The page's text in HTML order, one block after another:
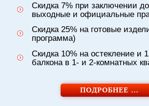
Скидка 7% при заключении
выходные и официальные
Скидка 25% на готовые
программа)
Скидка 10% на остекление и
балкона в 1- и 2-комнатных
ПОДРОБНЕЕ …